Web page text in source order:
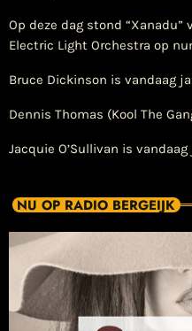
Op deze dag stond “Xanadu”
Electric Light Orchestra op
Bruce Dickinson is vandaag
Dennis Thomas (Kool The
Jacquie O’Sullivan is
NU OP RADIO BERGEIJK